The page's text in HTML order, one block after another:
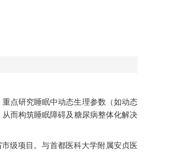
点研究睡眠中动态生理参数（如动态
而构筑睡眠障碍及糖尿病整体化解决
市级项目。与首都医科大学附属安贞医